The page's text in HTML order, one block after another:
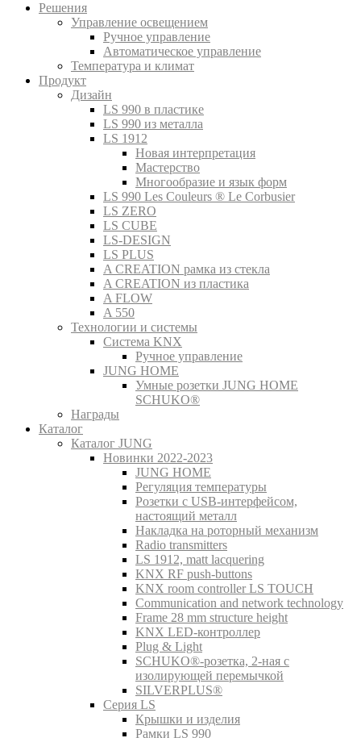
Решения
Управление освещением
Ручное управление
Автоматическое управление
Температура и климат
Продукт
Дизайн
LS 990 в пластике
LS 990 из металла
LS 1912
Новая интерпретация
Мастерство
Многообразие и язык форм
LS 990 Les Couleurs ® Le Corbusier
LS ZERO
LS CUBE
LS-DESIGN
LS PLUS
A CREATION рамка из стекла
A CREATION из пластика
A FLOW
A 550
Технологии и системы
Система KNX
Ручное управление
JUNG HOME
Умные розетки JUNG HOME
SCHUKO®
Награды
Каталог
Каталог JUNG
Новинки 2022-2023
JUNG HOME
Регуляция температуры
Розетки с USB-интерфейсом,
настоящий металл
Накладка на роторный механизм
Radio transmitters
LS 1912, matt lacquering
KNX RF push-buttons
KNX room controller LS TOUCH
Communication and network technology
Frame 28 mm structure height
KNX LED-контроллер
Plug & Light
SCHUKO®-розетка, 2-ная с
изолирующей перемычкой
SILVERPLUS®
Серия LS
Крышки и изделия
Рамки LS 990